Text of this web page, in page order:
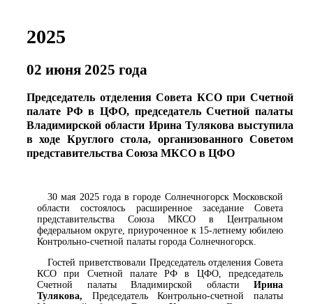
2025
02 июня 2025 года
Председатель отделения Совета КСО при Счетной
палате РФ в ЦФО, председатель Счетной палаты
Владимирской области Ирина Тулякова выступила
в ходе Круглого стола, организованного Советом
представительства Союза МКСО в ЦФО
30 мая 2025 года в городе Солнечногорск Московской
области состоялось расширенное заседание Совета
представительства Союза МКСО в Центральном
федеральном округе, приуроченное к 15-летнему юбилею
Контрольно-счетной палаты города Солнечногорск.
Гостей приветствовали Председатель отделения Совета
КСО при Счетной палате РФ в ЦФО, председатель
Счетной палаты Владимирской области Ирина
Тулякова, Председатель Контрольно-счетной палаты